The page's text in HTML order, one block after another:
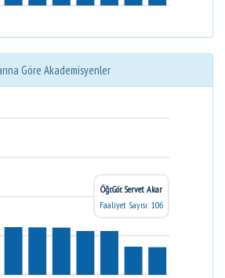
Göre Akademisyenler
Öğr.Gör. Servet Akar
Faaliyet Sayısı: 106